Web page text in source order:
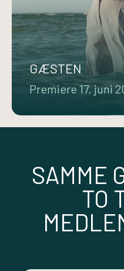
GÆSTEN
Premiere 17. juni
SAMME
TO